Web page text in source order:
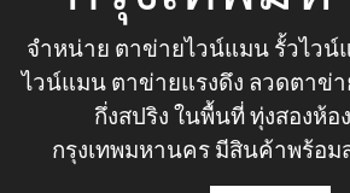
จำหน่าย ตาข่ายไวน์แมน รั้วไว
ไวน์แมน ตาข่ายแรงดึง ลวดตาข่
กึ่งสปริง ในพื้นที่ ทุ่งสองห้อ
กรุงเทพมหานคร มีสินค้าพร้อม